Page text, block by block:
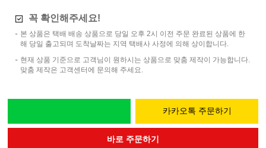
꼭 확인해주세요!
본 상품은 택배 배송 상품으로 당일 오후 2시 이전 주문 완료된 상품에 한
해 당일 출고되며 도착날짜는 지역 택배사 사정에 의해 상이합니다.
현재 상품 기준으로 고객님이 원하시는 상품으로 맞춤 제작이 가능합니다.
맞춤 제작은 고객센터에 문의해 주세요.
카카오톡 주문하기
바로 주문하기